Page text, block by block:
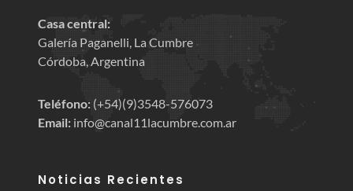
Casa central:
Galería Paganelli, La Cumbre
Córdoba, Argentina
Teléfono: (+54)(9)3548-576073
Email: info@canal11lacumbre.com.ar
Noticias Recientes